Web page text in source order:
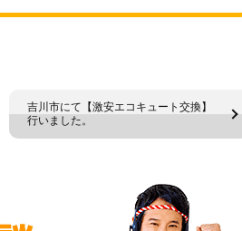
吉川市にて【激安エコキュート交換】
行いました。